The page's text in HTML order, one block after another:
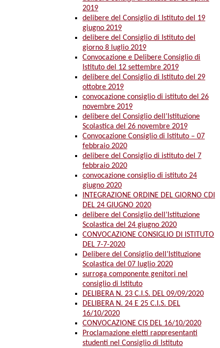
2019
delibere del Consiglio di Istituto del 19
giugno 2019
delibere del Consiglio di Istituto del
giorno 8 luglio 2019
Convocazione e Delibere Consiglio di
Istituto del 12 settembre 2019
delibere del Consiglio di Istituto del 29
ottobre 2019
convocazione consiglio di istituto del 26
novembre 2019
delibere del Consiglio dell’Istituzione
Scolastica del 26 novembre 2019
Convocazione Consiglio di Istituto – 07
febbraio 2020
delibere del Consiglio di istituto del 7
febbraio 2020
convocazione consiglio di istituto 24
giugno 2020
INTEGRAZIONE ORDINE DEL GIORNO CDI
DEL 24 GIUGNO 2020
delibere del Consiglio dell’Istituzione
Scolastica del 24 giugno 2020
CONVOCAZIONE CONSIGLIO DI ISTITUTO
DEL 7-7-2020
Delibere del Consiglio dell’Istituzione
Scolastica del 07 luglio 2020
surroga componente genitori nel
consiglio di Istituto
DELIBERA N. 23 C.I.S. DEL 09/09/2020
DELIBERA N. 24 E 25 C.I.S. DEL
16/10/2020
CONVOCAZIONE CIS DEL 16/10/2020
Proclamazione eletti rappresentanti
studenti nel Consiglio di Istituto